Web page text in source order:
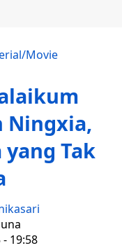
Movie
Ningxia,
Tak
19:58